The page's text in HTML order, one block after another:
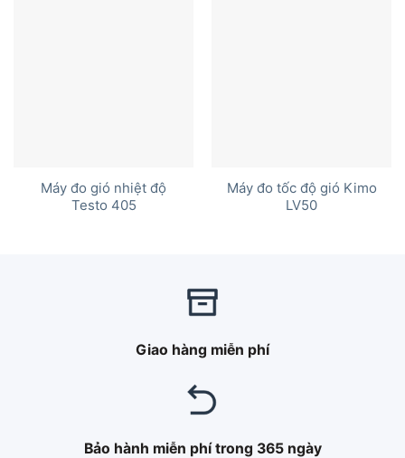
Máy đo gió nhiệt độ
Testo 405
Máy đo tốc độ gió Kimo
LV50
Giao hàng miễn phí
Bảo hành miễn phí trong 365 ngày